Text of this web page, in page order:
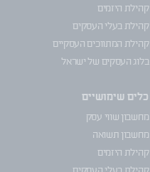
קהילת היזמים
קהילת בעלי העסקים
קהילת המתווכים העסקיים
בלוג העסקים של ישראל
כלים שימושיים
מחשבון שווי עסק
מחשבון תשואה
קהילת היזמים